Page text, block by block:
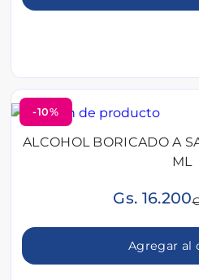
-10%
ALCOHOL BORICADO A
ML
Gs. 16.200
Agregar al